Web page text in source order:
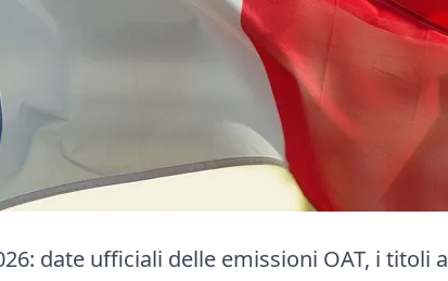
date ufficiali delle emissioni OAT, i titoli a